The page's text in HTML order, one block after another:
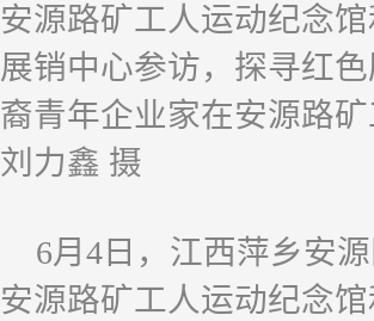
安源路矿工人运动纪念
展销中心参访，探寻红
裔青年企业家在安源路
刘力鑫 摄
6月4日，江西萍乡安
安源路矿工人运动纪念